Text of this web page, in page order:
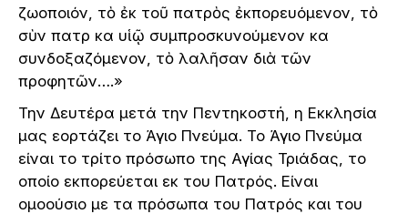
ζωοποιόν, τὸ ἐκ τοῦ πατρὸς ἐκπορευόμενον, τὸ
σὺν πατρὶ καὶ υἱῷ συμπροσκυνούμενον καὶ
συνδοξαζόμενον, τὸ λαλῆσαν διὰ τῶν
προφητῶν….»
Την Δευτέρα μετά την Πεντηκοστή, η Εκκλησία
μας εορτάζει το Άγιο Πνεύμα. Το Άγιο Πνεύμα
είναι το τρίτο πρόσωπο της Αγίας Τριάδας, το
οποίο εκπορεύεται εκ του Πατρός. Είναι
ομοούσιο με τα πρόσωπα του Πατρός και του